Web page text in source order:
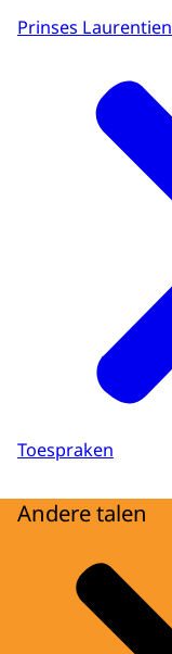
Prinses Laurentien
Toespraken
Andere talen